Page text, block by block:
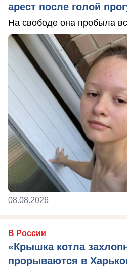
арест после голой
На свободе она пробыла
08.08.2026
В России
«Крышка котла
прорываются в